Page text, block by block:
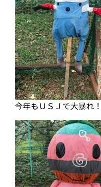
今年もＵＳＪで大暴れ！